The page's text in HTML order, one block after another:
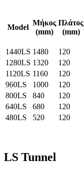
Model
Μήκος
(mm)
Πλάτος
(mm)
1440LS 1480 120
1280LS 1320 120
1120LS 1160 120
960LS
1000 120
800LS
840 120
640LS
680 120
480LS
520 120
LS Tunnel